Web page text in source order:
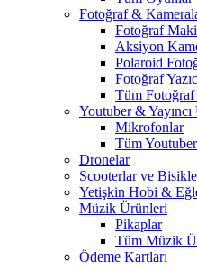
Fotoğraf &
Fotoğraf
Aksiyon
Polaroid
Fotoğraf
Tüm
Youtuber &
Mikrofonlar
Tüm
Dronelar
Scooterlar ve
Yetişkin Hobi &
Müzik Ürünleri
Pikaplar
Tüm Müzik
Ödeme Kartları